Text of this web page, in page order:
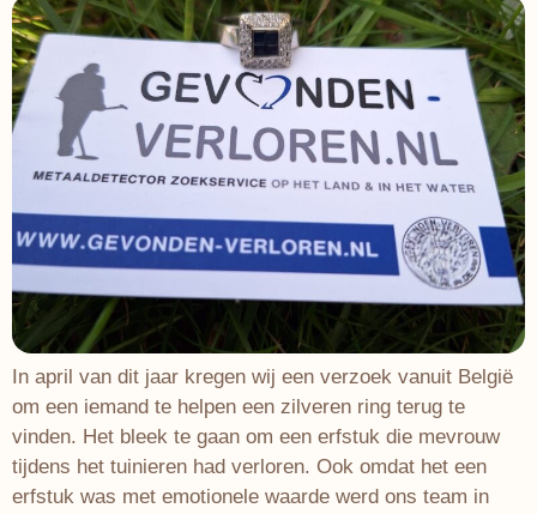
In april van dit jaar kregen wij een verzoek vanuit België
om een iemand te helpen een zilveren ring terug te
vinden. Het bleek te gaan om een erfstuk die mevrouw
tijdens het tuinieren had verloren. Ook omdat het een
erfstuk was met emotionele waarde werd ons team in